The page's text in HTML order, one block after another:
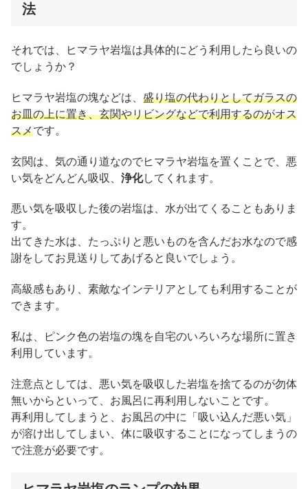
法
それでは、ヒマラヤ岩塩は具体的にどう利用したら良いの
でしょうか？
ヒマラヤ岩塩の塊などは、 盛り塩の代わりとしてガラスの
お皿の上に置き、玄関やリビングなどで利用するのがオス
スメです。
玄関は、気の通り道なのでヒマラヤ岩塩を置くことで、悪
い気をどんどん吸収、 浄化してくれます。
悪い気を吸収した後の岩塩は、水が出てくることもありま
す。
出てきた水は、たっぷりと悪いものを含んだお水なので感
謝をしてお見送りしてあげると良いでしょう。
高級感もあり、素敵なインテリアとしても利用することが
できます。
私は、ピンク色の岩塩の塊を自宅のいろいろな場所に置き
利用しています。
注意点としては、悪い気を吸収した岩塩を捨てるのが勿体
無いからといって、お風呂に再利用しないことです。
再利用してしまうと、お風呂の中に「吸い込んだ悪い気」
が溶け出してしまい、体に吸収することになってしまうの
で注意が必要です。